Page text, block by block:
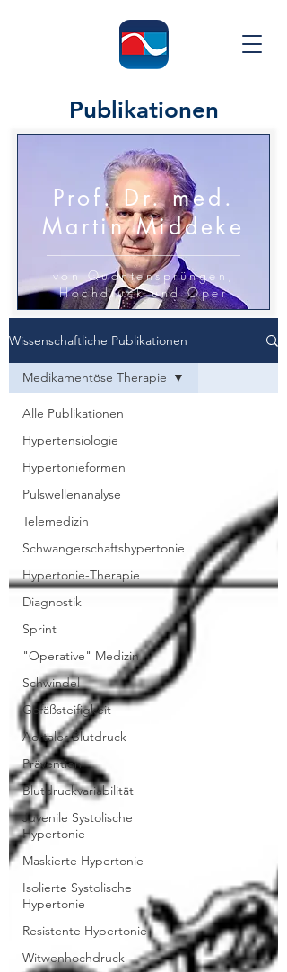
Publikationen
Prof. Dr. med.
Martin Middeke
von Quantensprüngen,
Hochdruck und Oper
Wissenschaftliche Publikationen
Alle Publikationen
Hypertensiologie
Hypertonieformen
Pulswellenanalyse
Telemedizin
Schwangerschaftshypertonie
Hypertonie-Therapie
Diagnostik
Sprint
"Operative" Medizin
Schwindel
Gefäßsteifigkeit
Aortaler Blutdruck
Prävention
Blutdruckvariabilität
Juvenile Systolische
Hypertonie
Maskierte Hypertonie
Isolierte Systolische
Hypertonie
Resistente Hypertonie
Witwenhochdruck
Medikamentöse Therapie